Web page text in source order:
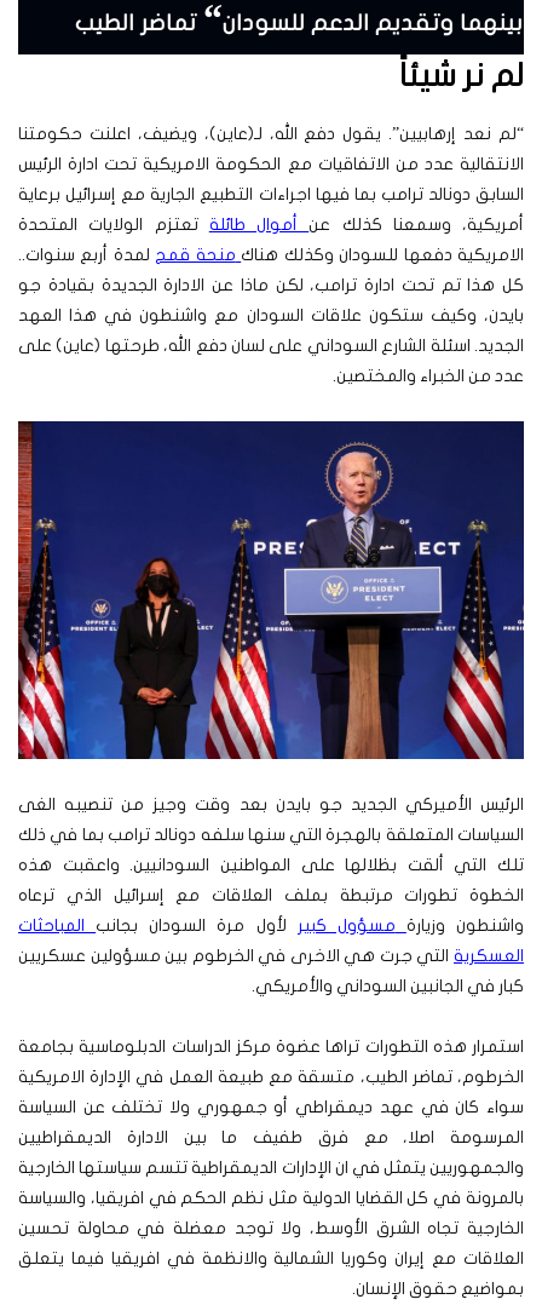
بينهما وتقديم الدعم للسودان“ تماضر الطيب
لم نر شيئاً
“لم نعد إرهابيين”. يقول دفع الله، لـ(عاين)، ويضيف، اعلنت حكومتنا
الانتقالية عدد من الاتفاقيات مع الحكومة الامريكية تحت ادارة الرئيس
السابق دونالد ترامب بما فيها اجراءات التطبيع الجارية مع إسرائيل برعاية
أمريكية، وسمعنا كذلك عن
أموال طائلة تعتزم الولايات المتحدة
الامريكية دفعها للسودان وكذلك هناك منحة قمح لمدة أربع سنوات..
كل هذا تم تحت ادارة ترامب، لكن ماذا عن الادارة الجديدة بقيادة جو
بايدن، وكيف ستكون علاقات السودان مع واشنطون في هذا العهد
الجديد. اسئلة الشارع السوداني على لسان دفع الله، طرحتها (عاين) على
عدد من الخبراء والمختصين.
الرئيس الأميركي الجديد جو بايدن بعد وقت وجيز من تنصيبه الغى
السياسات المتعلقة بالهجرة التي سنها سلفه دونالد ترامب بما في ذلك
تلك التي ألقت بظلالها على المواطنين السودانيين. واعقبت هذه
الخطوة تطورات مرتبطة بملف العلاقات مع إسرائيل الذي ترعاه
واشنطون وزيارة
مسؤول كبير لأول مرة السودان بجانب
المباحثات
العسكرية التي جرت هي الاخرى في الخرطوم بين مسؤولين عسكريين
كبار في الجانبين السوداني والأمريكي.
استمرار هذه التطورات تراها عضوة مركز الدراسات الدبلوماسية بجامعة
الخرطوم، تماضر الطيب، متسقة مع طبيعة العمل في الإدارة الامريكية
سواء كان في عهد ديمقراطي أو جمهوري ولا تختلف عن السياسة
المرسومة اصلا، مع فرق طفيف ما بين الادارة الديمقراطيين
والجمهوريين يتمثل في ان الإدارات الديمقراطية تتسم سياستها الخارجية
بالمرونة في كل القضايا الدولية مثل نظم الحكم في افريقيا، والسياسة
الخارجية تجاه الشرق الأوسط، ولا توجد معضلة في محاولة تحسين
العلاقات مع إيران وكوريا الشمالية والانظمة في افريقيا فيما يتعلق
بمواضيع حقوق الإنسان.